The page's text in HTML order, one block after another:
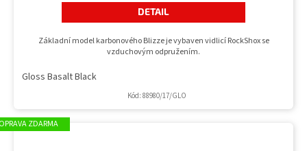
DETAIL
Základní model karbonového Blizze je vybaven vidlicí RockShox se
vzduchovým odpružením.
Gloss Basalt Black
Kód: 88980/17/GLO
ZDARMA